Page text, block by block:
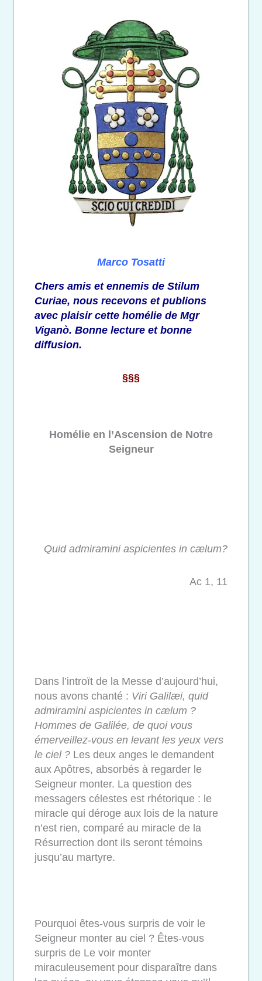
Marco Tosatti
Chers amis et ennemis de Stilum
Curiae, nous recevons et publions
avec plaisir cette homélie de Mgr
Viganò. Bonne lecture et bonne
diffusion.
§§§
Homélie en l’Ascension de Notre
Seigneur
Quid admiramini aspicientes in cælum?
Ac 1, 11
Dans l’introït de la Messe d’aujourd’hui,
nous avons chanté : Viri Galilæi, quid
admiramini aspicientes in cælum ?
Hommes de Galilée, de quoi vous
émerveillez-vous en levant les yeux vers
le ciel ? Les deux anges le demandent
aux Apôtres, absorbés à regarder le
Seigneur monter. La question des
messagers célestes est rhétorique : le
miracle qui déroge aux lois de la nature
n’est rien, comparé au miracle de la
Résurrection dont ils seront témoins
jusqu’au martyre.
Pourquoi êtes-vous surpris de voir le
Seigneur monter au ciel ? Êtes-vous
surpris de Le voir monter
miraculeusement pour disparaître dans